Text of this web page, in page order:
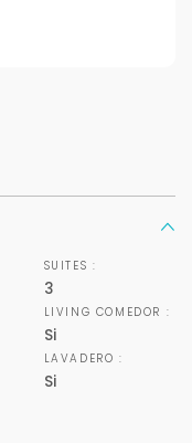
SUITES :
3
LIVING COMEDOR :
Si
LAVADERO :
Si